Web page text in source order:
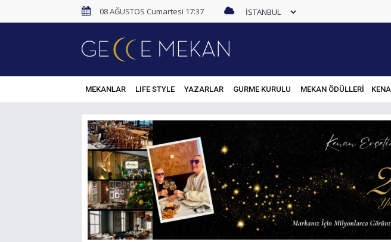
08 AĞUSTOS Cumartesi 17:37
MEKANLAR LIFE STYLE YAZARLAR GURME KURULU MEKAN ÖDÜLLERİ